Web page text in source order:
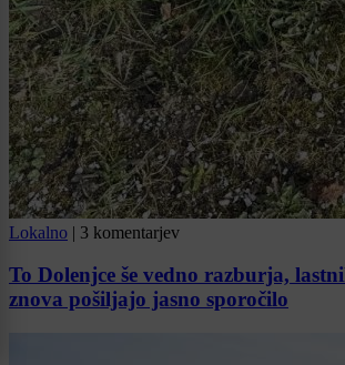
Lokalno | 3 komentarjev
To Dolenjce še vedno razburja,
znova pošiljajo jasno sporočilo